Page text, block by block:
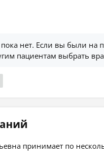
нет. Если вы были на
пациентам выбрать
принимает по